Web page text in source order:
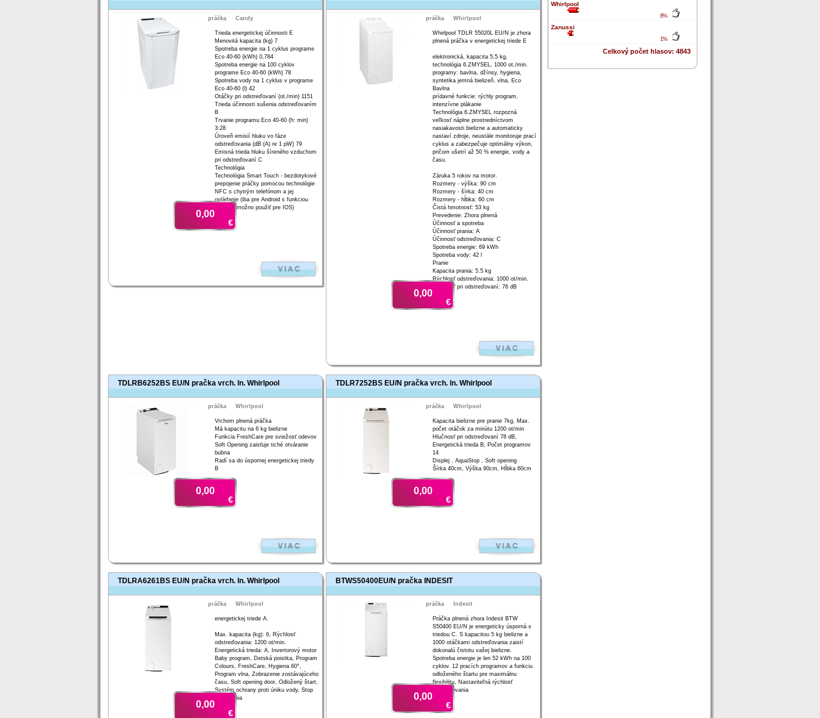
práčka Candy
Trieda energetickej účinnosti E
Menovitá kapacita (kg) 7
Spotreba energie na 1 cyklus programe
Eco 40-60 (kWh) 0,784
Spotreba energie na 100 cyklov
programe Eco 40-60 (kWh) 78
Spotreba vody na 1 cyklus v programe
Eco 40-60 (l) 42
Otáčky pri odstreďovaní (ot./min) 1151
Trieda účinnosti sušenia odstreďovaním
B
Trvanie programu Eco 40-60 (h: min)
3:28
Úroveň emisií hluku vo fáze
odstreďovania (dB (A) re 1 pW) 79
Emisná trieda hluku šíreného vzduchom
pri odstreďovaní C
Technológia
Technológia Smart Touch - bezdotykové
prepojenie práčky pomocou technológie
NFC s chytrým telefónom a jej
ovládanie (iba pre Android s funkciou
NFC, nemožno použiť pre IOS)
0,00
€
práčka Whirlpool
Whirlpool TDLR 55020L EU/N je zhora
plnená práčka v energetickej triede E
elektronická, kapacita 5,5 kg,
technológia 6.ZMYSEL, 1000 ot./min.
programy: bavlna, džínsy, hygiena,
syntetika jemná bielizeň, vlna, Eco
Bavlna
prídavné funkcie: rýchly program,
intenzívne plákanie
Technológia 6.ZMYSEL rozpozná
veľkosť náplne prostredníctvom
nasiakavosti bielizne a automaticky
nastaví zdroje, neustále monitoruje prací
cyklus a zabezpečuje optimálny výkon,
pričom ušetrí až 50 % energie, vody a
času.
Záruka 5 rokov na motor.
Rozmery - výška: 90 cm
Rozmery - šírka: 40 cm
Rozmery - hĺbka: 60 cm
Čistá hmotnosť: 53 kg
Prevedenie: Zhora plnená
Účinnosť a spotreba
Účinnosť prania: A
Účinnosť odstreďovania: C
Spotreba energie: 69 kWh
Spotreba vody: 42 l
Pranie
Kapacita prania: 5.5 kg
Rýchlosť odstreďovania: 1000 ot/min.
Hlučnosť pri odstreďovaní: 76 dB
0,00
€
TDLRB6252BS EU/N pračka vrch. ln. Whirlpool
práčka Whirlpool
Vrchom plnená práčka
Má kapacitu na 6 kg bielizne
Funkcia FreshCare pre sviežosť odevov
Soft Opening zaisťuje tiché otváranie
bubna
Radí sa do úspornej energetickej triedy
B
0,00
€
TDLR7252BS EU/N pračka vrch. ln. Whirlpool
práčka Whirlpool
Kapacita bielizne pre pranie 7kg, Max.
počet otáčok za minútu 1200 ot/min
Hlučnosť pri odstreďovaní 78 dB,
Energetická trieda B, Počet programov
14
Displej , AquaStop , Soft opening
Šírka 40cm, Výška 90cm, Hĺbka 60cm
0,00
€
TDLRA6261BS EU/N pračka vrch. ln. Whirlpool
práčka Whirlpool
energetickej triede A.
Max. kapacita (kg): 6, Rýchlosť
odstreďovania: 1200 ot/min.
Energetická trieda: A, Invertorový motor
Baby program, Detská poistka, Program
Colours, FreshCare, Hygiena 60°,
Program vlna, Zobrazenie zostávajúceho
času, Soft opening door, Odložený štart,
Systém ochrany proti úniku vody, Stop
napúšťania
0,00
€
BTWS50400EU/N pračka INDESIT
práčka Indesit
Práčka plnená zhora Indesit BTW
S50400 EU/N je energeticky úsporná s
triedou C. S kapacitou 5 kg bielizne a
1000 otáčkami odstreďovania zaistí
dokonalú čistotu vašej bielizne.
Spotreba energie je len 52 kWh na 100
cyklov. 12 pracích programov a funkciu
odloženého štartu pre maximálnu
flexibilitu, Nastaviteľná rýchlosť
odstreďovania
0,00
€
Whirlpool
8%
Zanussi
1%
Celkový počet hlasov: 4843